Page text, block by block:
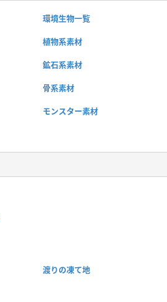
環境生物一覧
植物系素材
鉱石系素材
骨系素材
モンスター素材
渡りの凍て地